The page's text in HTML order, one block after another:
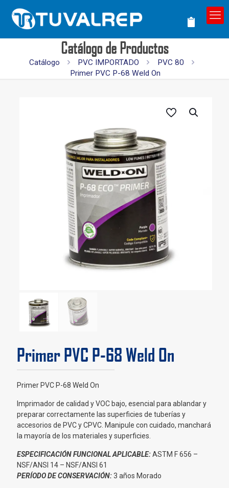
Catálogo de Productos
Catálogo PVC IMPORTADO
PVC 80
Primer PVC P-68 Weld On
Primer PVC P-68 Weld On
Primer PVC P-68 Weld On
Imprimador de calidad y VOC bajo, esencial para ablandar y
preparar correctamente las superficies de tuberías y
accesorios de PVC y CPVC. Manipule con cuidado, manchará
la mayoría de los materiales y superficies.
ESPECIFICACIÓN FUNCIONAL APLICABLE:ASTM F 656 –
NSF/ANSI 14 – NSF/ANSI 61
PERÍODO DE CONSERVACIÓN:3 años Morado